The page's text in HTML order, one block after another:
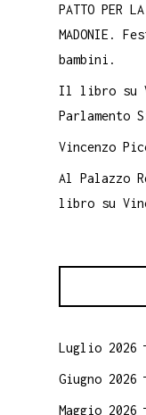
PATTO PER
MADONIE.
bambini.
Il libro su
Parlamento
Vincenzo
Al Palazzo
libro su
Luglio 2026
Giugno 2026
Maggio 2026